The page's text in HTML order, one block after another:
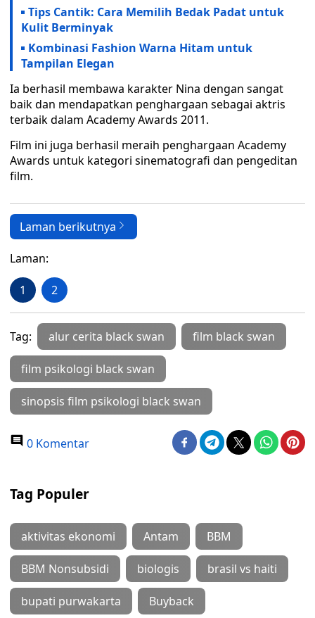
Tips Cantik: Cara Memilih Bedak Padat untuk
Kulit Berminyak
Kombinasi Fashion Warna Hitam untuk
Tampilan Elegan
Ia berhasil membawa karakter Nina dengan sangat
baik dan mendapatkan penghargaan sebagai aktris
terbaik dalam Academy Awards 2011.
Film ini juga berhasil meraih penghargaan Academy
Awards untuk kategori sinematografi dan pengeditan
film.
Laman berikutnya
Laman:
1 2
Tag: alur cerita black swan film black swan
film psikologi black swan
sinopsis film psikologi black swan
0 Komentar
Tag Populer
aktivitas ekonomi Antam BBM
BBM Nonsubsidi biologis brasil vs haiti
bupati purwakarta Buyback